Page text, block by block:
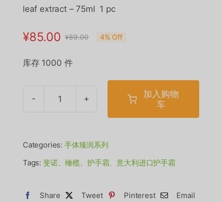
leaf extract – 75ml 1 pc
¥89.00原
¥89.00。
¥85.00
当
为：
4% Off
库存 1000 件
斐
机
橄
叶
加入购物
车
Categories: 手体臻润系列
Tags: 斐诺、橄榄、护手霜、意大利进口护手霜
Share Tweet Pinterest Email